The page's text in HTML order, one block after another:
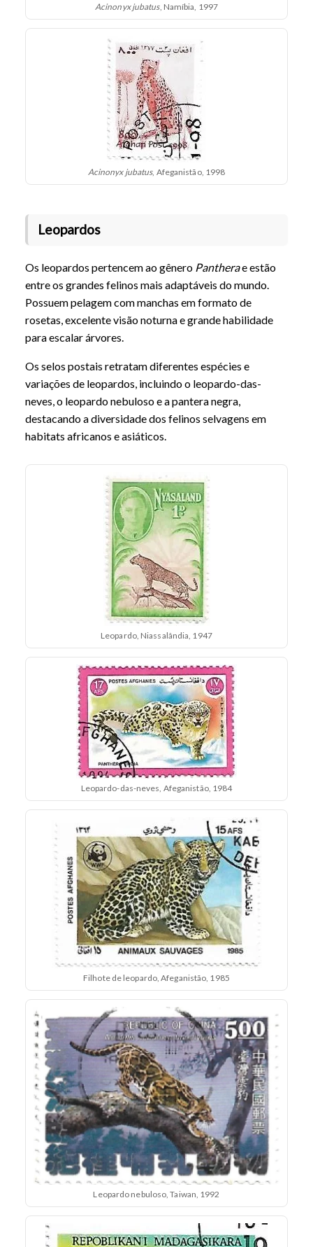
Acinonyx jubatus, Namíbia, 1997
Acinonyx jubatus, Afeganistão, 1998
Leopardos
Os leopardos pertencem ao gênero Pantherae estão
entre os grandes felinos mais adaptáveis do mundo.
Possuem pelagem com manchas em formato de
rosetas, excelente visão noturna e grande habilidade
para escalar árvores.
Os selos postais retratam diferentes espécies e
variações de leopardos, incluindo o leopardo-das-
neves, o leopardo nebuloso e a pantera negra,
destacando a diversidade dos felinos selvagens em
habitats africanos e asiáticos.
Leopardo, Niassalândia, 1947
Leopardo-das-neves, Afeganistão, 1984
Filhote de leopardo, Afeganistão, 1985
Leopardo nebuloso, Taiwan, 1992